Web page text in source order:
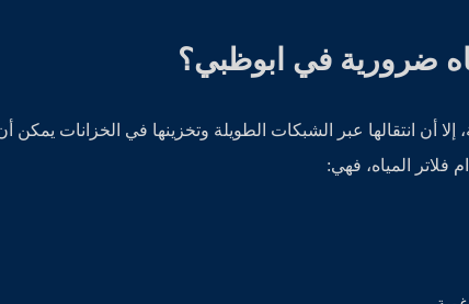
ضرورية في ابوظبي؟
أن انتقالها عبر الشبكات الطويلة وتخزينها في الخزانات يمكن
فلاتر المياه، فهي: